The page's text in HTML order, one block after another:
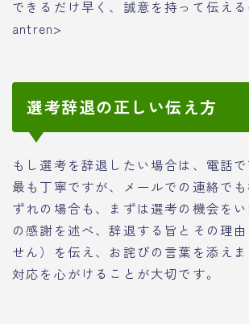
できるだけ早く、誠意を持って伝え
antren>
選考辞退の正しい伝え方
もし選考を辞退したい場合は、電話
最も丁寧ですが、メールでの連絡で
ずれの場合も、まずは選考の機会を
の感謝を述べ、辞退する旨とその理
せん）を伝え、お詫びの言葉を添え
対応を心がけることが大切です。